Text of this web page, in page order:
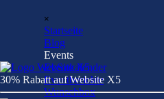
×
Startseite
Blog
Events
Eventkalender
Eventberichte
Wunschbox
30% Rabatt auf Website X5